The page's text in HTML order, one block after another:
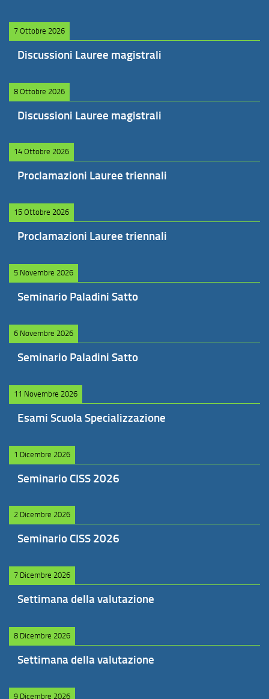
7 Ottobre 2026
Discussioni Lauree magistrali
8 Ottobre 2026
Discussioni Lauree magistrali
14 Ottobre 2026
Proclamazioni Lauree triennali
15 Ottobre 2026
Proclamazioni Lauree triennali
5 Novembre 2026
Seminario Paladini Satto
6 Novembre 2026
Seminario Paladini Satto
11 Novembre 2026
Esami Scuola Specializzazione
1 Dicembre 2026
Seminario CISS 2026
2 Dicembre 2026
Seminario CISS 2026
7 Dicembre 2026
Settimana della valutazione
8 Dicembre 2026
Settimana della valutazione
9 Dicembre 2026